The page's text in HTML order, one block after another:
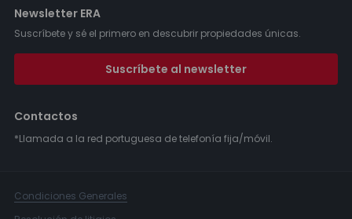
Newsletter ERA
Suscríbete y sé el primero en descubrir propiedades únicas.
Suscríbete al newsletter
Contactos
*Llamada a la red portuguesa de telefonía fija/móvil.
Condiciones Generales